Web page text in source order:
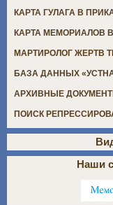
КАРТА ГУЛАГА В
КАРТА МЕМОРИАЛОВ
МАРТИРОЛОГ ЖЕРТВ
БАЗА ДАННЫХ
АРХИВНЫЕ
ПОИСК
Наши